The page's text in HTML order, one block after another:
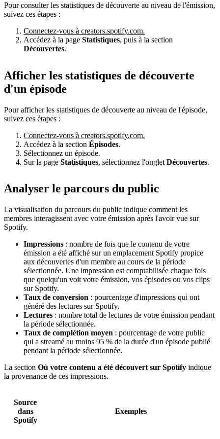
Pour consulter les statistiques de découverte au niveau de l'émission,
suivez ces étapes :
Connectez-vous à creators.spotify.com.
Accédez à la page Statistiques, puis à la section
Découvertes.
Afficher les statistiques de découverte
d'un épisode
Pour afficher les statistiques de découverte au niveau de l'épisode,
suivez ces étapes :
Connectez-vous à creators.spotify.com.
Accédez à la section Épisodes.
Sélectionnez un épisode.
Sur la page Statistiques, sélectionnez l'onglet Découvertes.
Analyser le parcours du public
La visualisation du parcours du public indique comment les
membres interagissent avec votre émission après l'avoir vue sur
Spotify.
Impressions : nombre de fois que le contenu de votre
émission a été affiché sur un emplacement Spotify propice
aux découvertes d'un membre au cours de la période
sélectionnée. Une impression est comptabilisée chaque fois
que quelqu'un voit votre émission, vos épisodes ou vos clips
sur Spotify.
Taux de conversion : pourcentage d'impressions qui ont
généré des lectures sur Spotify.
Lectures : nombre total de lectures de votre émission pendant
la période sélectionnée.
Taux de complétion moyen : pourcentage de votre public
qui a streamé au moins 95 % de la durée d'un épisode publié
pendant la période sélectionnée.
La section Où votre contenu a été découvert sur Spotify indique
la provenance de ces impressions.
Source
dans
Spotify
Exemples